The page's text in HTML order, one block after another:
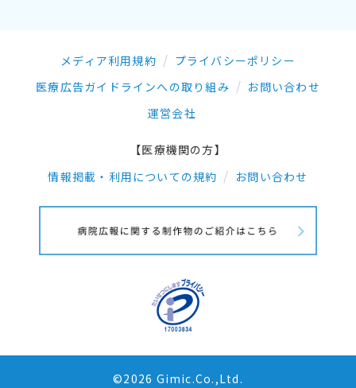
メディア利用規約
プライバシーポリシー
医療広告ガイドラインへの取り組み
お問い合わせ
運営会社
【医療機関の方】
情報掲載・利用についての規約
お問い合わせ
©2026 Gimic.Co.,Ltd.